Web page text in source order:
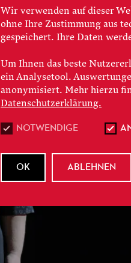
Wir verwenden auf dieser
ohne Ihre Zustimmung aus
gespeichert. Ihre Daten
Um Ihnen das beste
ein Analysetool.
anonymisiert. Mehr hierzu
Datenschutzerklärung.
NOTWENDIGE
OK ABLEHNEN